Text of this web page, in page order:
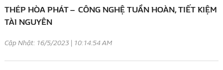
THÉP HÒA PHÁT – CÔNG NGHỆ TUẦN HOÀN, TIẾT KIỆM
TÀI NGUYÊN
Cập Nhật: 16/5/2023 | 10:14:54 AM